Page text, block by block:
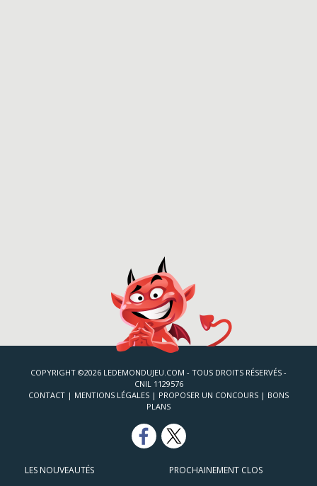
COPYRIGHT ©2026 LEDEMONDUJEU.COM - TOUS DROITS RÉSERVÉS -
CNIL 1129576
CONTACT | MENTIONS LÉGALES | PROPOSER UN CONCOURS | BONS
PLANS
LES NOUVEAUTÉS PROCHAINEMENT CLOS